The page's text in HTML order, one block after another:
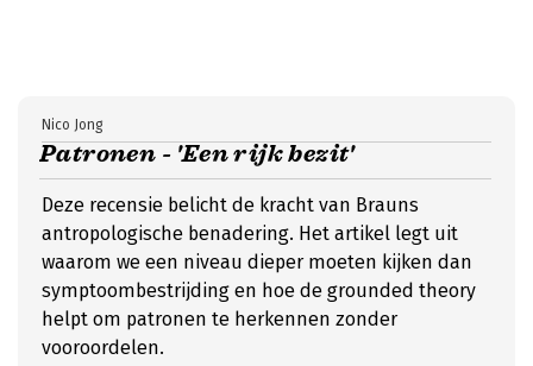
Patronen - 'Een rijk bezit'
Nico Jong
Deze recensie belicht de kracht van Brauns
antropologische benadering. Het artikel legt uit
waarom we een niveau dieper moeten kijken dan
symptoombestrijding en hoe de grounded theory
helpt om patronen te herkennen zonder
vooroordelen.